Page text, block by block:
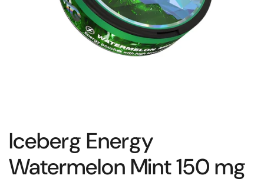
Iceberg Energy
Watermelon Mint 150 mg